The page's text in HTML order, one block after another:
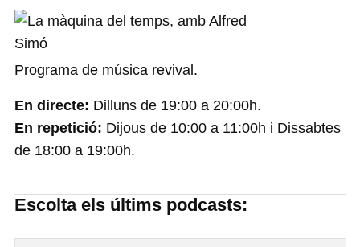
Programa de música revival.
En directe: Dilluns de 19:00 a 20:00h.
En repetició: Dijous de 10:00 a 11:00h i Dissabtes
de 18:00 a 19:00h.
Escolta els últims podcasts: